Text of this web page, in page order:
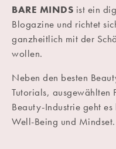
BARE MINDS ist ein
Blogazine und richtet
ganzheitlich mit der
wollen.
Neben den besten
Tutorials, ausgewählten
Beauty-Industrie geht es
Well-Being und Mindset.